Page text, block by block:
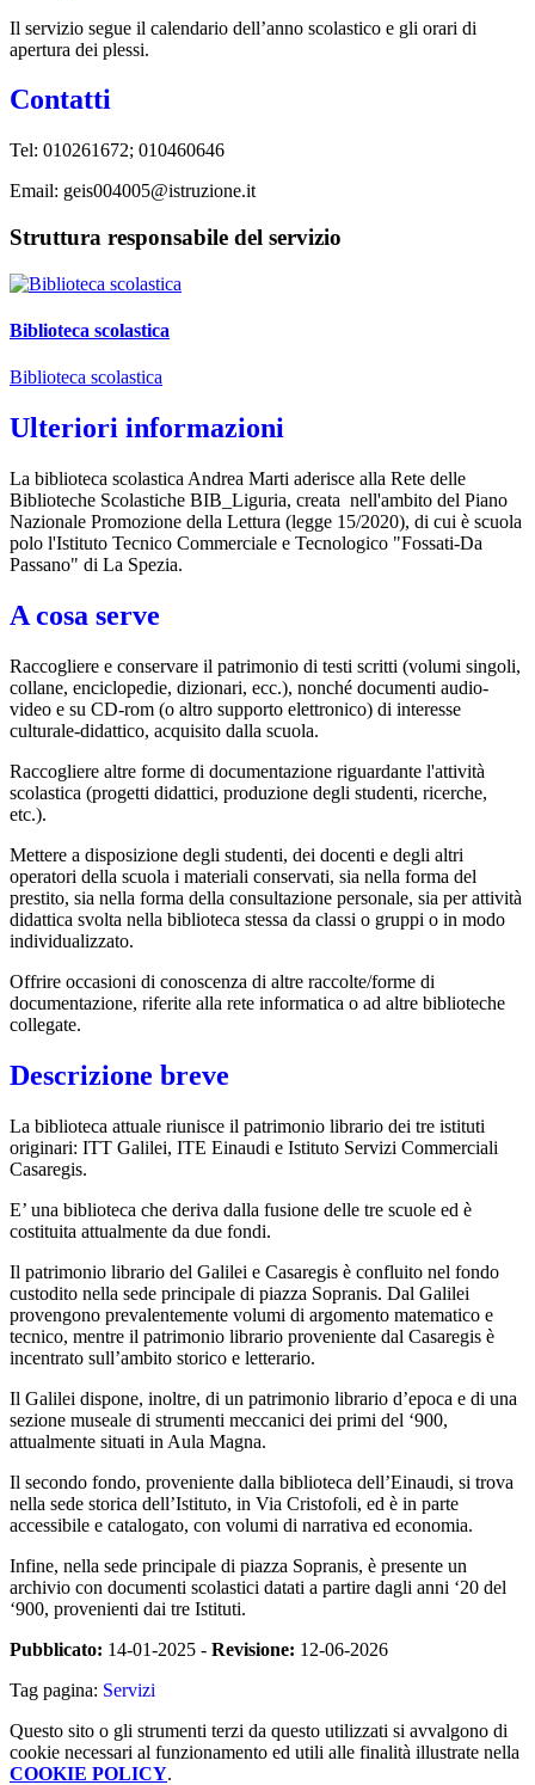
Il servizio segue il calendario dell’anno scolastico e gli orari di
apertura dei plessi.
Contatti
Tel: 010261672; 010460646
Email: geis004005@istruzione.it
Struttura responsabile del servizio
Biblioteca scolastica
Biblioteca scolastica
Ulteriori informazioni
La biblioteca scolastica Andrea Marti aderisce alla Rete delle
Biblioteche Scolastiche BIB_Liguria, creata nell'ambito del Piano
Nazionale Promozione della Lettura (legge 15/2020), di cui è scuola
polo l'Istituto Tecnico Commerciale e Tecnologico "Fossati-Da
Passano" di La Spezia.
A cosa serve
Raccogliere e conservare il patrimonio di testi scritti (volumi singoli,
collane, enciclopedie, dizionari, ecc.), nonché documenti audio-
video e su CD-rom (o altro supporto elettronico) di interesse
culturale-didattico, acquisito dalla scuola.
Raccogliere altre forme di documentazione riguardante l'attività
scolastica (progetti didattici, produzione degli studenti, ricerche,
etc.).
Mettere a disposizione degli studenti, dei docenti e degli altri
operatori della scuola i materiali conservati, sia nella forma del
prestito, sia nella forma della consultazione personale, sia per attività
didattica svolta nella biblioteca stessa da classi o gruppi o in modo
individualizzato.
Offrire occasioni di conoscenza di altre raccolte/forme di
documentazione, riferite alla rete informatica o ad altre biblioteche
collegate.
Descrizione breve
La biblioteca attuale riunisce il patrimonio librario dei tre istituti
originari: ITT Galilei, ITE Einaudi e Istituto Servizi Commerciali
Casaregis.
E’ una biblioteca che deriva dalla fusione delle tre scuole ed è
costituita attualmente da due fondi.
Il patrimonio librario del Galilei e Casaregis è confluito nel fondo
custodito nella sede principale di piazza Sopranis. Dal Galilei
provengono prevalentemente volumi di argomento matematico e
tecnico, mentre il patrimonio librario proveniente dal Casaregis è
incentrato sull’ambito storico e letterario.
Il Galilei dispone, inoltre, di un patrimonio librario d’epoca e di una
sezione museale di strumenti meccanici dei primi del ‘900,
attualmente situati in Aula Magna.
Il secondo fondo, proveniente dalla biblioteca dell’Einaudi, si trova
nella sede storica dell’Istituto, in Via Cristofoli, ed è in parte
accessibile e catalogato, con volumi di narrativa ed economia.
Infine, nella sede principale di piazza Sopranis, è presente un
archivio con documenti scolastici datati a partire dagli anni ‘20 del
‘900, provenienti dai tre Istituti.
Pubblicato: 14-01-2025 - Revisione: 12-06-2026
Tag pagina: Servizi
Questo sito o gli strumenti terzi da questo utilizzati si avvalgono di
cookie necessari al funzionamento ed utili alle finalità illustrate nella
COOKIE POLICY.